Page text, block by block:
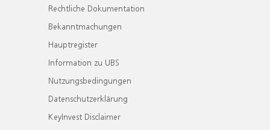
Rechtliche Dokumentation
Bekanntmachungen
Hauptregister
Information zu UBS
Nutzungsbedingungen
Datenschutzerklärung
KeyInvest Disclaimer